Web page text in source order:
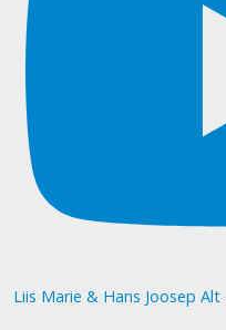
Liis Marie & Hans Joosep Alt